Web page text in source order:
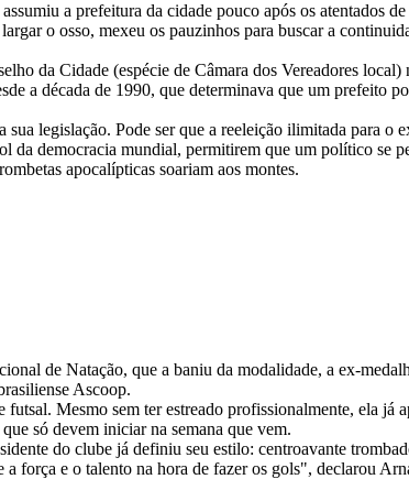
a prefeitura da cidade pouco após os atentados
o osso, mexeu os pauzinhos para buscar a
da Cidade (espécie de Câmara dos Vereadores
a década de 1990, que determinava que um prefeito
legislação. Pode ser que a reeleição ilimitada para o
democracia mundial, permitirem que um político se
apocalípticas soariam aos montes.
de Natação, que a baniu da modalidade, a ex-
Ascoop.
Mesmo sem ter estreado profissionalmente, ela já
só devem iniciar na semana que vem.
do clube já definiu seu estilo: centroavante
força e o talento na hora de fazer os gols", declarou